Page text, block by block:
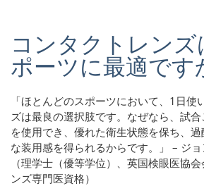
コンタクトレンズ
ポーツに最適です
「ほとんどのスポーツにおいて、1日使
ズは最良の選択肢です。なぜなら、試
を使用でき、優れた衛生状態を保ち、
な装用感を得られるからです。」 – ジ
（理学士（優等学位）、英国検眼医協
ンズ専門医資格）